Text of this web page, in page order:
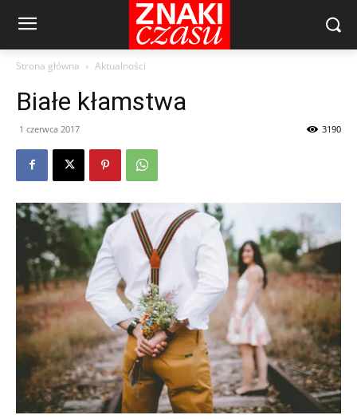
Strona główna Aktualności
Białe kłamstwa
1 czerwca 2017 3190